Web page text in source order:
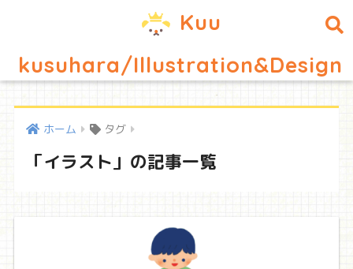
Kuu
kusuhara/Illustration&Design
ホーム タグ
「イラスト」の記事一覧